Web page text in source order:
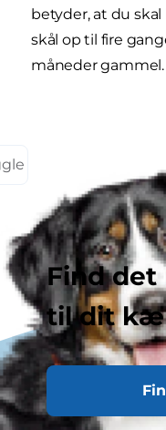
Find
til dit
betyder, at du
skål op til fire
måneder gammel.